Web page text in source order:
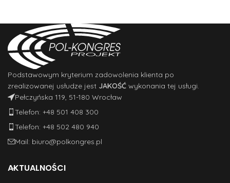
Podstawowym kryterium zadowolenia klienta po
zrealizowanej usłudze jest JAKOŚĆ wykonania tej usługi.
Pełczyńska 119, 51-180 Wrocław
Telefon: +48 501 408 300
Telefon: +48 502 480 940
Mail: biuro@polkongres.pl
AKTUALNOŚCI